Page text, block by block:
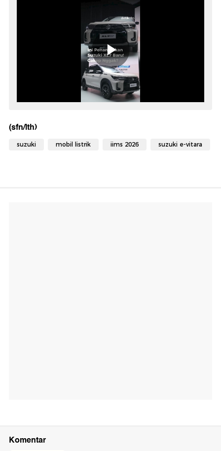
(sfn/lth)
suzuki mobil listrik iims 2026 suzuki e-vitara
Komentar